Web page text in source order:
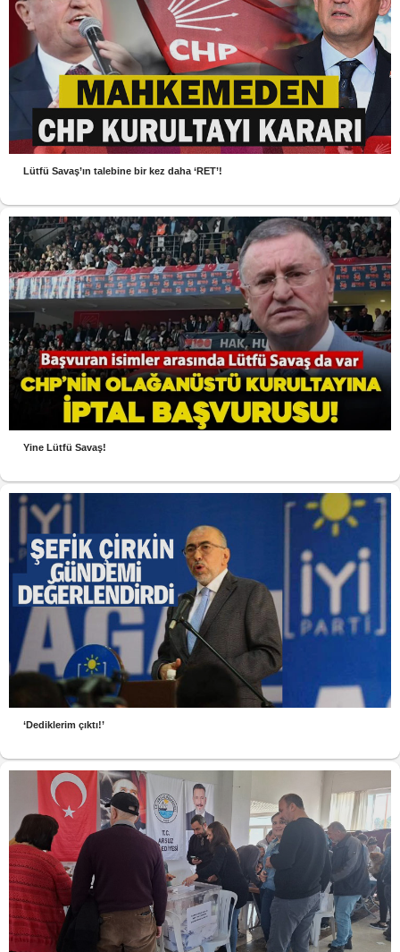
Lütfü Savaş’ın talebine bir kez daha ‘RET’!
Yine Lütfü Savaş!
‘Dediklerim çıktı!’